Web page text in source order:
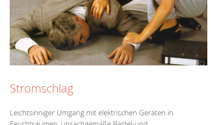
Stromschlag
Leichtsinniger Umgang mit elektrischen Geräten in